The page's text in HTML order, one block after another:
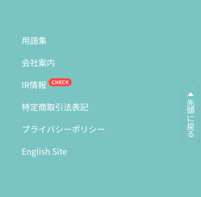
先頭に戻る
用語集
会社案内
IR情報
特定商取引法表記
プライバシーポリシー
English Site